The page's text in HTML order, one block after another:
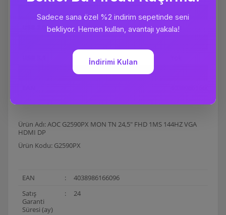
mDP (mini Display Port)
Yok
Satış Garanti Süresi (ay)
Ürün Adı: AOC G2590PX MON TN 24,5" FHD 1MS 144HZ VGA
HDMI DP
Ürün Kodu: G2590PX
EAN :
4038986166096
Satış
Garanti
Süresi (ay)
: 24